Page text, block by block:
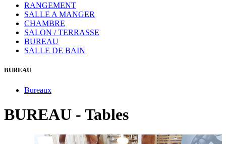
RANGEMENT
SALLE A MANGER
CHAMBRE
SALON / TERRASSE
BUREAU
SALLE DE BAIN
BUREAU
Bureaux
BUREAU - Tables